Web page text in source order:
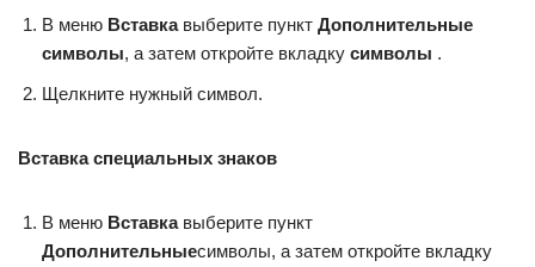
В меню Вставкавыберите пункт Дополнительные
символы, а затем откройте вкладку символы .
Щелкните нужный символ.
Вставка специальных знаков
В меню Вставкавыберите пункт
Дополнительныесимволы, а затем откройте вкладку